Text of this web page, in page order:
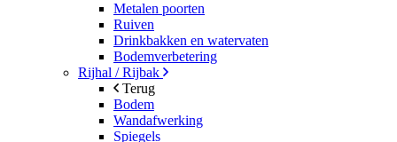
Metalen poorten
Ruiven
Drinkbakken en watervaten
Bodemverbetering
Rijhal / Rijbak
Terug
Bodem
Wandafwerking
Spiegels